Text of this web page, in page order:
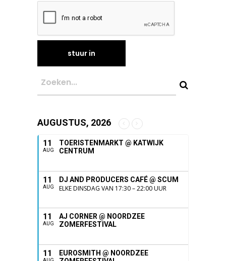
AUGUSTUS, 2026
11
AUG
TOERISTENMARKT @ KATWIJK
CENTRUM
11
AUG
DJ AND PRODUCERS CAFÉ @ SCUM
ELKE DINSDAG VAN 17:30 – 22:00 UUR
11
AUG
AJ CORNER @ NOORDZEE
ZOMERFESTIVAL
11
EUROSMITH @ NOORDZEE